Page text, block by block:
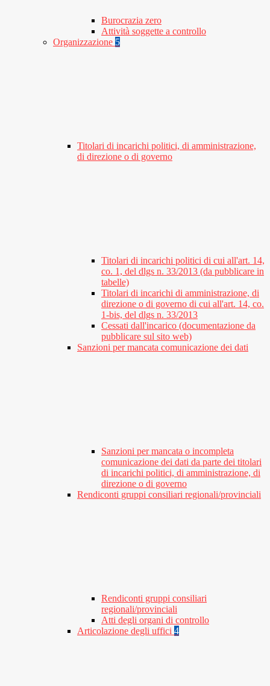
Burocrazia zero
Attività soggette a controllo
Organizzazione 5
Titolari di incarichi politici, di amministrazione,
di direzione o di governo
Titolari di incarichi politici di cui all'art. 14,
co. 1, del dlgs n. 33/2013 (da pubblicare in
tabelle)
Titolari di incarichi di amministrazione, di
direzione o di governo di cui all'art. 14, co.
1-bis, del dlgs n. 33/2013
Cessati dall'incarico (documentazione da
pubblicare sul sito web)
Sanzioni per mancata comunicazione dei dati
Sanzioni per mancata o incompleta
comunicazione dei dati da parte dei titolari
di incarichi politici, di amministrazione, di
direzione o di governo
Rendiconti gruppi consiliari regionali/provinciali
Rendiconti gruppi consiliari
regionali/provinciali
Atti degli organi di controllo
Articolazione degli uffici 4